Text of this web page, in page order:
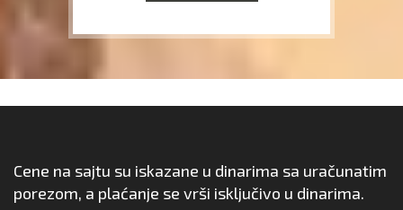
Cene na sajtu su iskazane u dinarima sa uračunatim
porezom, a plaćanje se vrši isključivo u dinarima.